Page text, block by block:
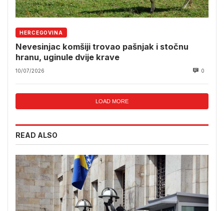
HERCEGOVINA
Nevesinjac komšiji trovao pašnjak i stočnu
hranu, uginule dvije krave
10/07/2026 0
LOAD MORE
READ ALSO